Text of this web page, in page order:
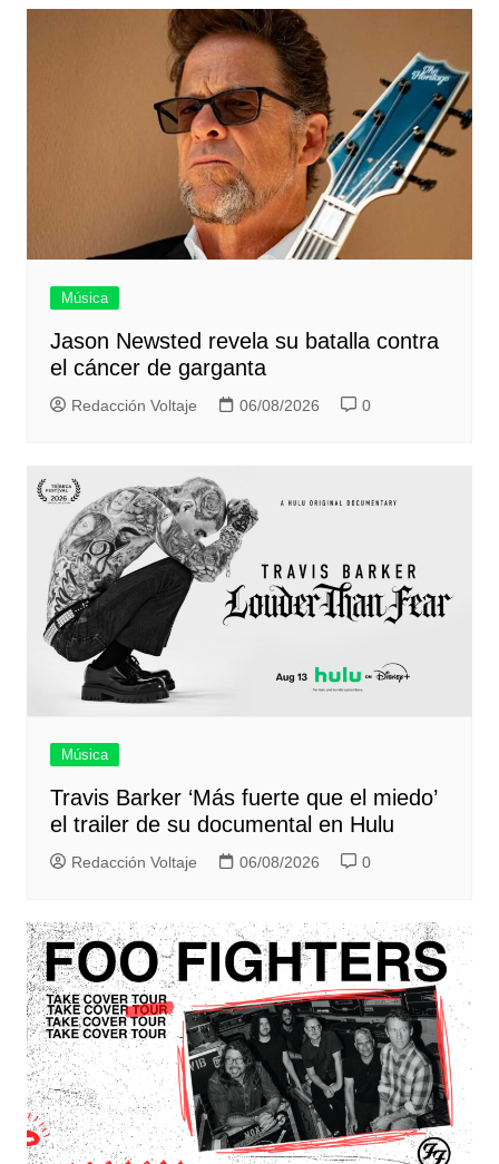
entradas
Música
Jason Newsted revela su batalla contra
el cáncer de garganta
Redacción Voltaje 06/08/2026 0
Música
Travis Barker ‘Más fuerte que el miedo’
el trailer de su documental en Hulu
Redacción Voltaje 06/08/2026 0